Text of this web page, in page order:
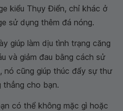
kiểu Thụy Điển, chỉ khác ở
sử dụng thêm đá nóng.
giúp làm dịu tình trạng căng
và giảm đau bằng cách sử
nó cũng giúp thúc đẩy sự thư
thẳng cho bạn.
có thể không mặc gì hoặc